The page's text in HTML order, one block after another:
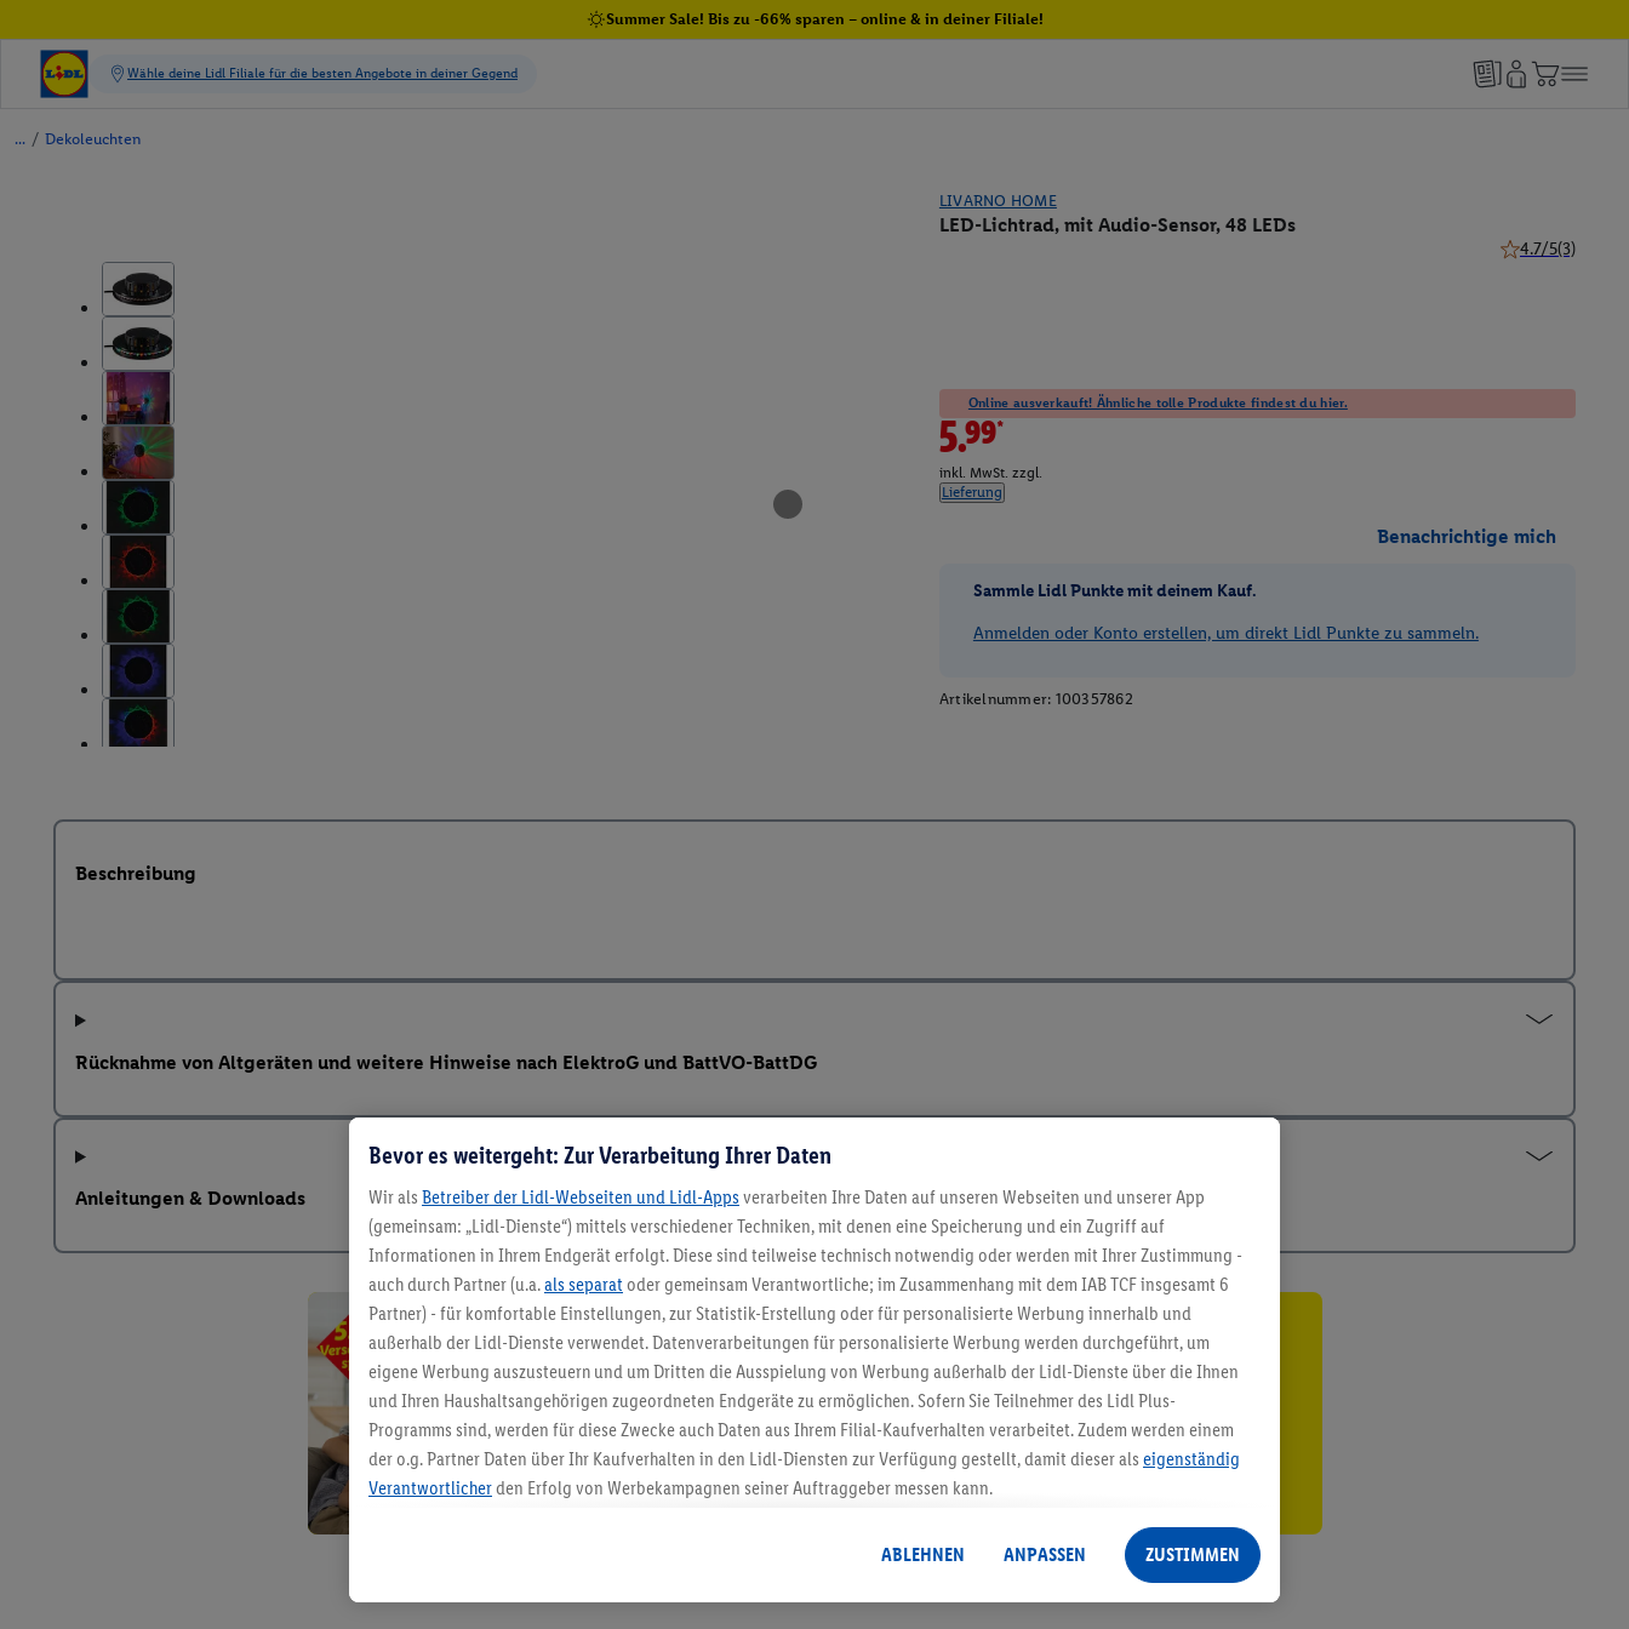
Summer Sale! Bis zu -66% sparen – online & in deiner Filiale!
/ Dekoleuchten
LIVARNO HOME
LED-Lichtrad, mit Audio-Sensor, 48 LEDs
4.7/5(3)
Online ausverkauft! Ähnliche tolle Produkte findest du hier.
5.99*
inkl. MwSt. zzgl.
Lieferung
Benachrichtige mich
Sammle Lidl Punkte mit deinem Kauf.
Anmelden oder Konto erstellen, um direkt Lidl Punkte zu sammeln.
Artikelnummer: 100357862
Beschreibung
Rücknahme von Altgeräten und weitere Hinweise nach ElektroG und BattVO-BattDG
Anleitungen & Downloads
5.95 € Versand sparen³²ᵃ
Jetzt zum Newsletter anmelden
Gutschein sichern!
Bevor es weitergeht: Zur Verarbeitung Ihrer Daten
Wir als Betreiber der Lidl-Webseiten und Lidl-Apps verarbeiten Ihre Daten auf unseren Webseiten und unserer App
(gemeinsam: „Lidl-Dienste“) mittels verschiedener Techniken, mit denen eine Speicherung und ein Zugriff auf
Informationen in Ihrem Endgerät erfolgt. Diese sind teilweise technisch notwendig oder werden mit Ihrer Zustimmung -
auch durch Partner (u.a.als separat oder gemeinsam Verantwortliche; im Zusammenhang mit dem IAB TCF insgesamt 6
Partner) - für komfortable Einstellungen, zur Statistik-Erstellung oder für personalisierte Werbung innerhalb und
außerhalb der Lidl-Dienste verwendet. Datenverarbeitungen für personalisierte Werbung werden durchgeführt, um
eigene Werbung auszusteuern und um Dritten die Ausspielung von Werbung außerhalb der Lidl-Dienste über die Ihnen
und Ihren Haushaltsangehörigen zugeordneten Endgeräte zu ermöglichen. Sofern Sie Teilnehmer des Lidl Plus-
Programms sind, werden für diese Zwecke auch Daten aus Ihrem Filial-Kaufverhalten verarbeitet. Zudem werden einem
der o.g. Partner Daten über Ihr Kaufverhalten in den Lidl-Diensten zur Verfügung gestellt, damit dieser als eigenständig
Verantwortlicherden Erfolg von Werbekampagnen seiner Auftraggeber messen kann.
angereicherten Profilen. Dies umfasst die Zusammenführung von Daten (z.B. über Ihre Nutzung der Lidl-Dienste, Ihr
Kaufverhalten in den Lidl-Diensten, Informationen aus Ihrem Kundenkonto - z.B. Alter oder Geschlecht - sowie Ihre
genauen Standortdaten) auch über verschiedene Endgeräte und Lidl-Dienste hinweg einschließlich dem Speichern von
ABLEHNEN ANPASSEN ZUSTIMMEN